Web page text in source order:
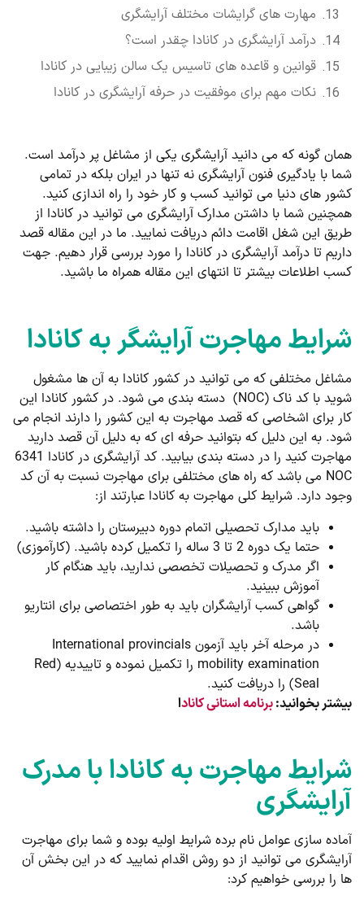
مهارت های گرایشات مختلف آرایشگری
درآمد آرایشگری در کانادا چقدر است؟
قوانین و قاعده های تاسیس یک سالن زیبایی در کانادا
نکات مهم برای موفقیت در حرفه آرایشگری در کانادا
همان گونه که می دانید آرایشگری یکی از مشاغل پر درآمد است.
شما با یادگیری فنون آرایشگری نه تنها در ایران بلکه در تمامی
کشور های دنیا می توانید کسب و کار خود را راه اندازی کنید.
همچنین شما با داشتن مدارک آرایشگری می توانید در کانادا از
طریق این شغل اقامت دائم دریافت نمایید. ما در این مقاله قصد
داریم تا درآمد آرایشگری در کانادا را مورد بررسی قرار دهیم. جهت
کسب اطلاعات بیشتر تا انتهای این مقاله همراه ما باشید.
شرایط مهاجرت آرایشگر به کانادا
مشاغل مختلفی که می توانید در کشور کانادا به آن ها مشغول
شوید با کد ناک (NOC) دسته بندی می شود. در کشور کانادا این
کار برای اشخاصی که قصد مهاجرت به این کشور را دارند انجام می
شود. به این دلیل که بتوانید حرفه ای که به دلیل آن قصد دارید
مهاجرت کنید را در دسته بندی بیابید. کد آرایشگری در کانادا 6341
NOC می باشد که راه های مختلفی برای مهاجرت نسبت به آن کد
وجود دارد. شرایط کلی مهاجرت به کانادا عبارتند از:
باید مدارک تحصیلی اتمام دوره دبیرستان را داشته باشید.
حتما یک دوره 2 تا 3 ساله را تکمیل کرده باشید. (کارآموزی)
اگر مدرک و تحصیلات تخصصی ندارید، باید هنگام کار
آموزش ببینید.
گواهی کسب آرایشگران باید به طور اختصاصی برای انتاریو
باشد.
در مرحله آخر باید آزمون International provincials
mobility examination را تکمیل نموده و تاییدیه (Red
Seal) را دریافت کنید.
بیشتر بخوانید:برنامه استانی کانادا
شرایط مهاجرت به کانادا با مدرک
آرایشگری
آماده سازی عوامل نام برده شرایط اولیه بوده و شما برای مهاجرت
آرایشگری می توانید از دو روش اقدام نمایید که در این بخش آن
ها را بررسی خواهیم کرد: